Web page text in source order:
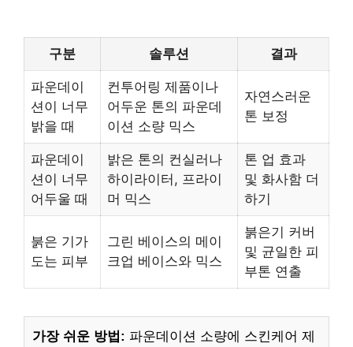
구분 솔루션 결과
파운데이
션이 너무
밝을 때
컨투어링 제품이나
어두운 톤의 파운데
이션 소량 믹스
자연스러운
톤 보정
파운데이
션이 너무
어두울 때
밝은 톤의 컨실러나
하이라이터, 프라이
머 믹스
톤 업 효과
및 화사함 더
하기
붉은 기가
도는 피부
그린 베이스의 메이
크업 베이스와 믹스
붉은기 커버
및 균일한 피
부톤 연출
가장 쉬운 방법: 파운데이션 소량에 스킨케어 제